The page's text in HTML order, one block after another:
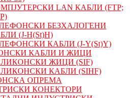
LAN КАБЛИ (FTP;
БЕЗХАЛОГЕНИ
(J-H(St)H)
КАБЛИ (J-Y(St)Y)
КАБЛИ И ЖИЦИ
ЖИЦИ (SIF)
КАБЛИ (SIHF)
ОПРЕМА
КОНЕКТОРИ